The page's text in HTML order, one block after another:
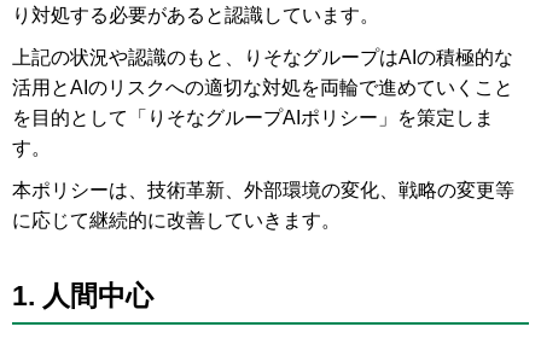
り対処する必要があると認識しています。
上記の状況や認識のもと、りそなグループはAIの積極的な
活用とAIのリスクへの適切な対処を両輪で進めていくこと
を目的として「りそなグループAIポリシー」を策定しま
す。
本ポリシーは、技術革新、外部環境の変化、戦略の変更等
に応じて継続的に改善していきます。
1. 人間中心